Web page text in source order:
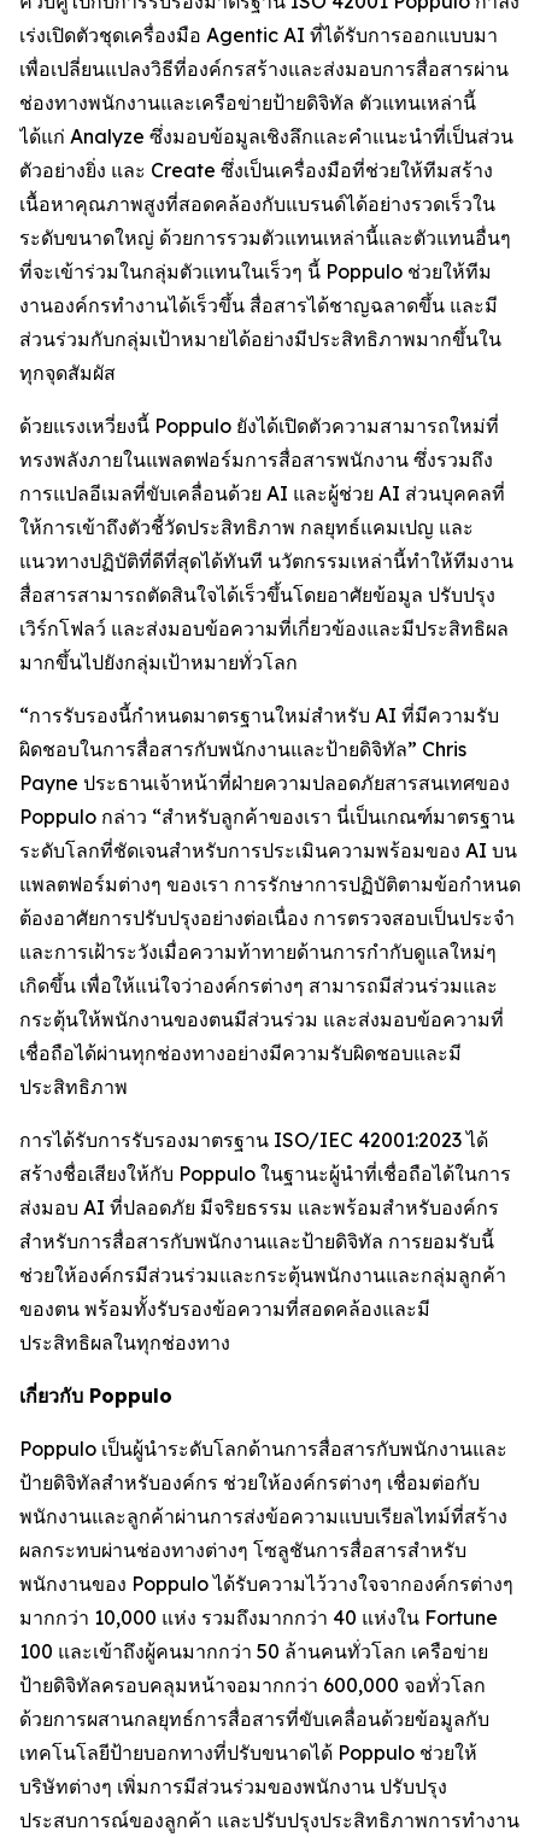
เร่งเปิดตัวชุดเครื่องมือ Agentic AI ที่ได้รับการออกแบบมา
เพื่อเปลี่ยนแปลงวิธีที่องค์กรสร้างและส่งมอบการสื่อสารผ่าน
ช่องทางพนักงานและเครือข่ายป้ายดิจิทัล ตัวแทนเหล่านี้
ได้แก่ Analyze ซึ่งมอบข้อมูลเชิงลึกและคำแนะนำที่เป็นส่วน
ตัวอย่างยิ่ง และ Create ซึ่งเป็นเครื่องมือที่ช่วยให้ทีมสร้าง
เนื้อหาคุณภาพสูงที่สอดคล้องกับแบรนด์ได้อย่างรวดเร็วใน
ระดับขนาดใหญ่ ด้วยการรวมตัวแทนเหล่านี้และตัวแทนอื่นๆ
ที่จะเข้าร่วมในกลุ่มตัวแทนในเร็วๆ นี้ Poppulo ช่วยให้ทีม
งานองค์กรทำงานได้เร็วขึ้น สื่อสารได้ชาญฉลาดขึ้น และมี
ส่วนร่วมกับกลุ่มเป้าหมายได้อย่างมีประสิทธิภาพมากขึ้นใน
ทุกจุดสัมผัส
ด้วยแรงเหวี่ยงนี้ Poppulo ยังได้เปิดตัวความสามารถใหม่ที่
ทรงพลังภายในแพลตฟอร์มการสื่อสารพนักงาน ซึ่งรวมถึง
การแปลอีเมลที่ขับเคลื่อนด้วย AI และผู้ช่วย AI ส่วนบุคคลที่
ให้การเข้าถึงตัวชี้วัดประสิทธิภาพ กลยุทธ์แคมเปญ และ
แนวทางปฏิบัติที่ดีที่สุดได้ทันที นวัตกรรมเหล่านี้ทำให้ทีมงาน
สื่อสารสามารถตัดสินใจได้เร็วขึ้นโดยอาศัยข้อมูล ปรับปรุง
เวิร์กโฟลว์ และส่งมอบข้อความที่เกี่ยวข้องและมีประสิทธิผล
มากขึ้นไปยังกลุ่มเป้าหมายทั่วโลก
“การรับรองนี้กำหนดมาตรฐานใหม่สำหรับ AI ที่มีความรับ
ผิดชอบในการสื่อสารกับพนักงานและป้ายดิจิทัล” Chris
Payne ประธานเจ้าหน้าที่ฝ่ายความปลอดภัยสารสนเทศของ
Poppulo กล่าว “สำหรับลูกค้าของเรา นี่เป็นเกณฑ์มาตรฐาน
ระดับโลกที่ชัดเจนสำหรับการประเมินความพร้อมของ AI บน
แพลตฟอร์มต่างๆ ของเรา การรักษาการปฏิบัติตามข้อกำหนด
ต้องอาศัยการปรับปรุงอย่างต่อเนื่อง การตรวจสอบเป็นประจำ
และการเฝ้าระวังเมื่อความท้าทายด้านการกำกับดูแลใหม่ๆ
เกิดขึ้น เพื่อให้แน่ใจว่าองค์กรต่างๆ สามารถมีส่วนร่วมและ
กระตุ้นให้พนักงานของตนมีส่วนร่วม และส่งมอบข้อความที่
เชื่อถือได้ผ่านทุกช่องทางอย่างมีความรับผิดชอบและมี
ประสิทธิภาพ
การได้รับการรับรองมาตรฐาน ISO/IEC 42001:2023 ได้
สร้างชื่อเสียงให้กับ Poppulo ในฐานะผู้นำที่เชื่อถือได้ในการ
ส่งมอบ AI ที่ปลอดภัย มีจริยธรรม และพร้อมสำหรับองค์กร
สำหรับการสื่อสารกับพนักงานและป้ายดิจิทัล การยอมรับนี้
ช่วยให้องค์กรมีส่วนร่วมและกระตุ้นพนักงานและกลุ่มลูกค้า
ของตน พร้อมทั้งรับรองข้อความที่สอดคล้องและมี
ประสิทธิผลในทุกช่องทาง
เกี่ยวกับ Poppulo
Poppulo เป็นผู้นำระดับโลกด้านการสื่อสารกับพนักงานและ
ป้ายดิจิทัลสำหรับองค์กร ช่วยให้องค์กรต่างๆ เชื่อมต่อกับ
พนักงานและลูกค้าผ่านการส่งข้อความแบบเรียลไทม์ที่สร้าง
ผลกระทบผ่านช่องทางต่างๆ โซลูชันการสื่อสารสำหรับ
พนักงานของ Poppulo ได้รับความไว้วางใจจากองค์กรต่างๆ
มากกว่า 10,000 แห่ง รวมถึงมากกว่า 40 แห่งใน Fortune
100 และเข้าถึงผู้คนมากกว่า 50 ล้านคนทั่วโลก เครือข่าย
ป้ายดิจิทัลครอบคลุมหน้าจอมากกว่า 600,000 จอทั่วโลก
ด้วยการผสานกลยุทธ์การสื่อสารที่ขับเคลื่อนด้วยข้อมูลกับ
เทคโนโลยีป้ายบอกทางที่ปรับขนาดได้ Poppulo ช่วยให้
บริษัทต่างๆ เพิ่มการมีส่วนร่วมของพนักงาน ปรับปรุง
ประสบการณ์ของลูกค้า และปรับปรุงประสิทธิภาพการทำงาน